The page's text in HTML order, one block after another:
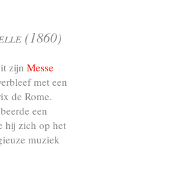
(1860)
zijn Messe
met een
de Rome.
een
hij zich op het
muziek